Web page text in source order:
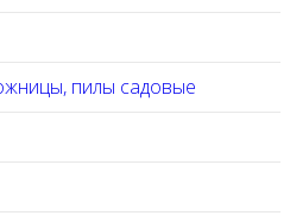
пилы садовые